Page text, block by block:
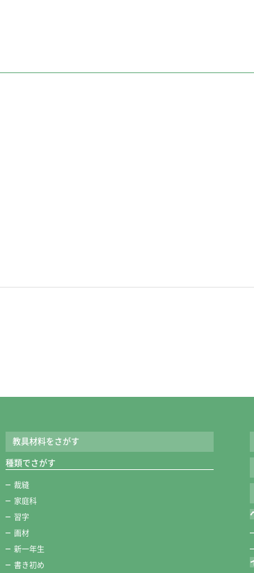
発行形態
学校納入定価
教具材料をさがす
種類でさがす
裁縫
家庭科
習字
画材
新一年生
書き初め